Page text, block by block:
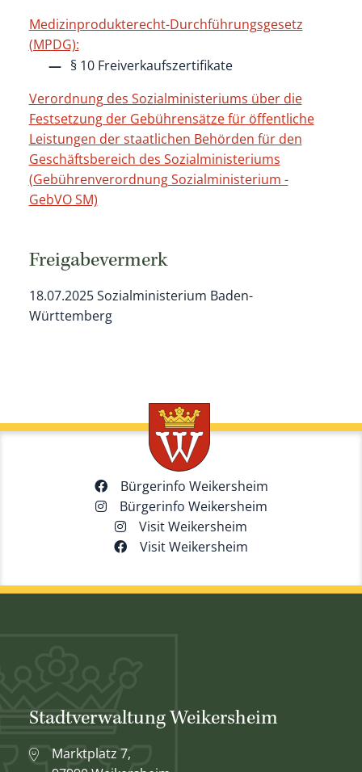
Medizinprodukterecht-Durchführungsgesetz
(MPDG):
§ 10 Freiverkaufszertifikate
Verordnung des Sozialministeriums über die
Festsetzung der Gebührensätze für öffentliche
Leistungen der staatlichen Behörden für den
Geschäftsbereich des Sozialministeriums
(Gebührenverordnung Sozialministerium -
GebVO SM)
Freigabevermerk
18.07.2025 Sozialministerium Baden-
Württemberg
Bürgerinfo Weikersheim
Bürgerinfo Weikersheim
Visit Weikersheim
Visit Weikersheim
Stadtverwaltung Weikersheim
Marktplatz 7,